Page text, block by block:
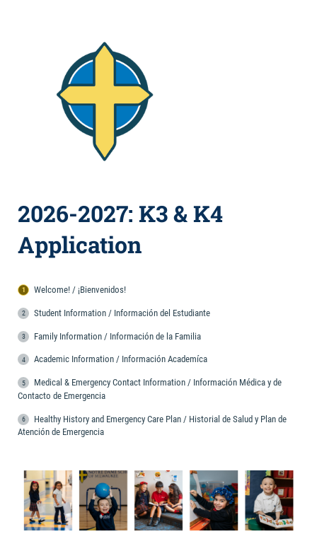
2026-2027: K3 & K4
Application
Welcome! / ¡Bienvenidos!
Student Information / Información del Estudiante
Family Information / Información de la Familia
Academic Information / Información Academíca
Medical & Emergency Contact Information / Información Médica y de
Contacto de Emergencia
Healthy History and Emergency Care Plan / Historial de Salud y Plan de
Atención de Emergencia